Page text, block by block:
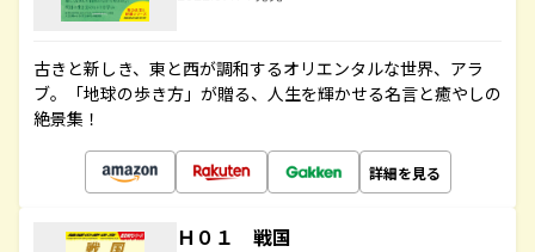
古きと新しき、東と西が調和するオリエンタルな世界、アラ
ブ。「地球の歩き方」が贈る、人生を輝かせる名言と癒やしの
絶景集！
詳細を見る
Ｈ０１ 戦国